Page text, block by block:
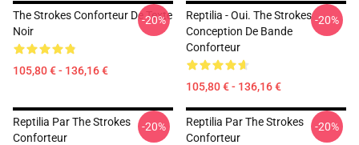
The Strokes Conforteur De Texte
Noir
105,80 € - 136,16 €
-20%
Reptilia - Oui. The Strokes
Conception De Bande
Conforteur
105,80 € - 136,16 €
-20%
Reptilia Par The Strokes
Conforteur
-20%
Reptilia Par The Strokes
Conforteur
-20%